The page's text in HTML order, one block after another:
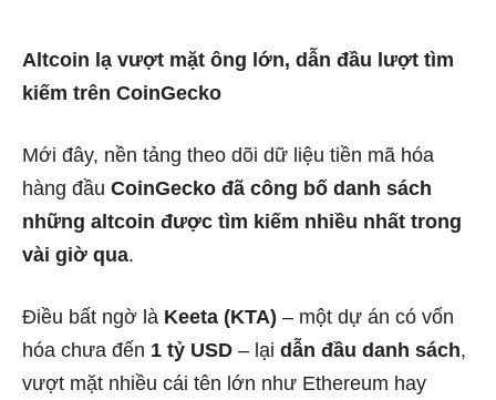
Altcoin lạ vượt mặt ông lớn, dẫn đầu lượt tìm
kiếm trên CoinGecko
Mới đây, nền tảng theo dõi dữ liệu tiền mã hóa
hàng đầu CoinGecko đã công bố danh sách
những altcoin được tìm kiếm nhiều nhất trong
vài giờ qua.
Điều bất ngờ là Keeta (KTA) – một dự án có vốn
hóa chưa đến 1 tỷ USD – lại dẫn đầu danh sách,
vượt mặt nhiều cái tên lớn như Ethereum hay